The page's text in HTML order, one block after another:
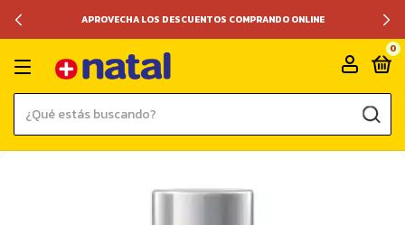
APROVECHA LOS DESCUENTOS COMPRANDO ONLINE
0